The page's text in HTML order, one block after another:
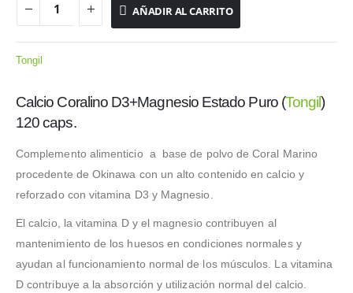
AÑADIR AL CARRITO
Tongil
Calcio Coralino D3+Magnesio Estado Puro (Tongil)
120 caps.
Complemento alimenticio a base de polvo de Coral Marino
procedente de Okinawa con un alto contenido en calcio y
reforzado con vitamina D3 y Magnesio.
El calcio, la vitamina D y el magnesio contribuyen al
mantenimiento de los huesos en condiciones normales y
ayudan al funcionamiento normal de los músculos. La vitamina
D contribuye a la absorción y utilización normal del calcio.